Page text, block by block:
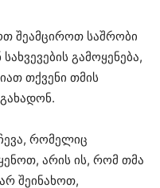
შეამციროთ საშრობი
გამოყენება,
თქვენი თმის
რომელიც
არის ის, რომ თმა
შეინახოთ,